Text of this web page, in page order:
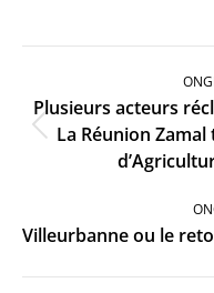
Navigation
Plusieurs acteurs
La Réunion
Villeurbanne ou le